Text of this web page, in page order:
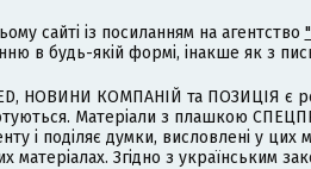
сайті із посиланням на агентство
в будь-якій формі, інакше як з
НОВИНИ КОМПАНІЙ та ПОЗИЦІЯ є
Матеріали з плашкою
і поділяє думки, висловлені у цих
Згідно з українським